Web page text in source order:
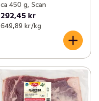
ca 450 g, Scan
292,45 kr
649,89 kr /kg